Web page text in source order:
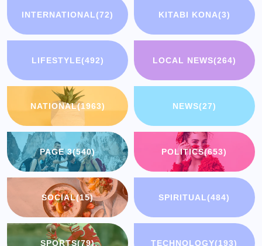
INTERNATIONAL(72) KITABI KONA(3)
LIFESTYLE(492) LOCAL NEWS(264)
NATIONAL(1963) NEWS(27)
PAGE 3(540) POLITICS(653)
SOCIAL(15) SPIRITUAL(484)
SPORTS(79) TECHNOLOGY(193)